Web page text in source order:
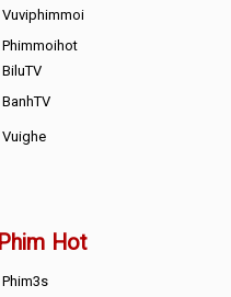
Vuviphimmoi
Phimmoihot
BiluTV
BanhTV
Vuighe
Phim Hot
Phim3s